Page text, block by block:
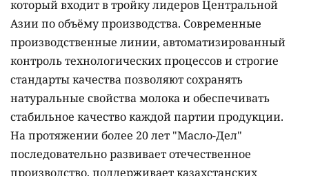
который входит в тройку лидеров Центральной
Азии по объёму производства. Современные
производственные линии, автоматизированный
контроль технологических процессов и строгие
стандарты качества позволяют сохранять
натуральные свойства молока и обеспечивать
стабильное качество каждой партии продукции.
На протяжении более 20 лет "Масло-Дел"
последовательно развивает отечественное
производство, поддерживает казахстанских